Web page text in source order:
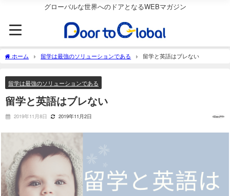
グローバルな世界へのドアとなるWEBマガジン
ホーム 留学は最強のソリューションである 留学と英語はブレない
留学は最強のソリューションである
留学と英語はブレない
2019年11月8日 2019年11月2日